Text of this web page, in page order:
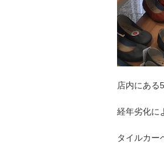
店内にある
経年劣化に
タイルカー